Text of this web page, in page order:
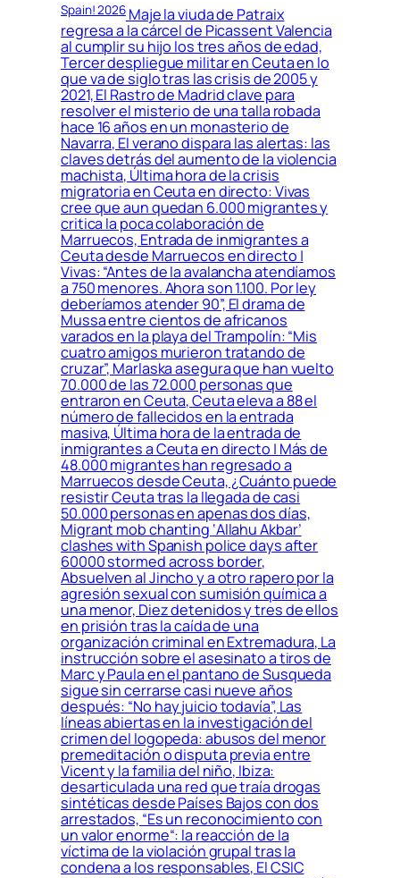
Spain! 2026Maje la viuda de Patraix
regresa a la cárcel de Picassent Valencia
al cumplir su hijo los tres años de edad,
Tercer despliegue militar en Ceuta en lo
que va de siglo tras las crisis de 2005 y
2021, El Rastro de Madrid clave para
resolver el misterio de una talla robada
hace 16 años en un monasterio de
Navarra, El verano dispara las alertas: las
claves detrás del aumento de la violencia
machista, Última hora de la crisis
migratoria en Ceuta en directo: Vivas
cree que aun quedan 6.000 migrantes y
critica la poca colaboración de
Marruecos, Entrada de inmigrantes a
Ceuta desde Marruecos en directo |
Vivas: “Antes de la avalancha atendíamos
a 750 menores. Ahora son 1.100. Por ley
deberíamos atender 90”, El drama de
Mussa entre cientos de africanos
varados en la playa del Trampolín: “Mis
cuatro amigos murieron tratando de
cruzar”, Marlaska asegura que han vuelto
70.000 de las 72.000 personas que
entraron en Ceuta, Ceuta eleva a 88 el
número de fallecidos en la entrada
masiva, Última hora de la entrada de
inmigrantes a Ceuta en directo | Más de
48.000 migrantes han regresado a
Marruecos desde Ceuta, ¿Cuánto puede
resistir Ceuta tras la llegada de casi
50.000 personas en apenas dos días,
Migrant mob chanting ‘Allahu Akbar’
clashes with Spanish police days after
60000 stormed across border,
Absuelven al Jincho y a otro rapero por la
agresión sexual con sumisión química a
una menor, Diez detenidos y tres de ellos
en prisión tras la caída de una
organización criminal en Extremadura, La
instrucción sobre el asesinato a tiros de
Marc y Paula en el pantano de Susqueda
sigue sin cerrarse casi nueve años
después: “No hay juicio todavía”, Las
líneas abiertas en la investigación del
crimen del logopeda: abusos del menor
premeditación o disputa previa entre
Vicent y la familia del niño, Ibiza:
desarticulada una red que traía drogas
sintéticas desde Países Bajos con dos
arrestados, “Es un reconocimiento con
un valor enorme“: la reacción de la
víctima de la violación grupal tras la
condena a los responsables, El CSIC